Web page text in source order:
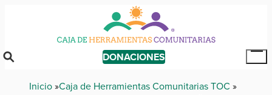
content
DONACIONES
Breadcrumb
Inicio Caja de Herramientas Comunitarias TOC